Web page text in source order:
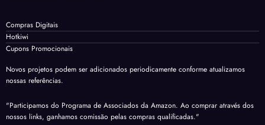
Compras Digitais
Hotkiwi
Cupons Promocionais
Novos projetos podem ser adicionados periodicamente conforme atualizamos
nossas referências.
"Participamos do Programa de Associados da Amazon. Ao comprar através dos
nossos links, ganhamos comissão pelas compras qualificadas."